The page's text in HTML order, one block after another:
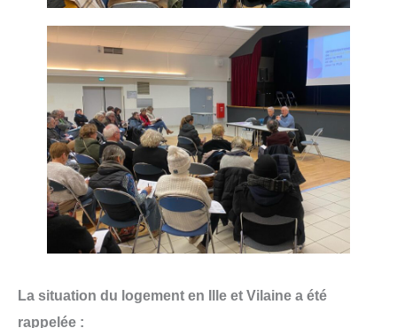
La situation du logement en Ille et Vilaine a été
rappelée :